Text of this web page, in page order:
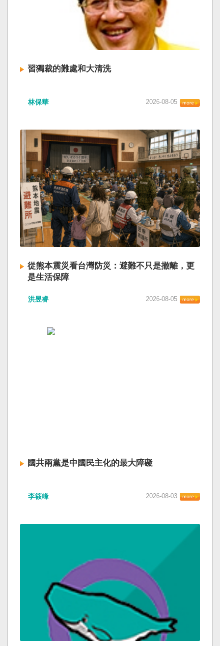
習獨裁的難處和大清洗
林保華 2026-08-05
從熊本震災看台灣防災：避難不只是撤離，更
是生活保障
洪昱睿 2026-08-05
國共兩黨是中國民主化的最大障礙
李筱峰 2026-08-03